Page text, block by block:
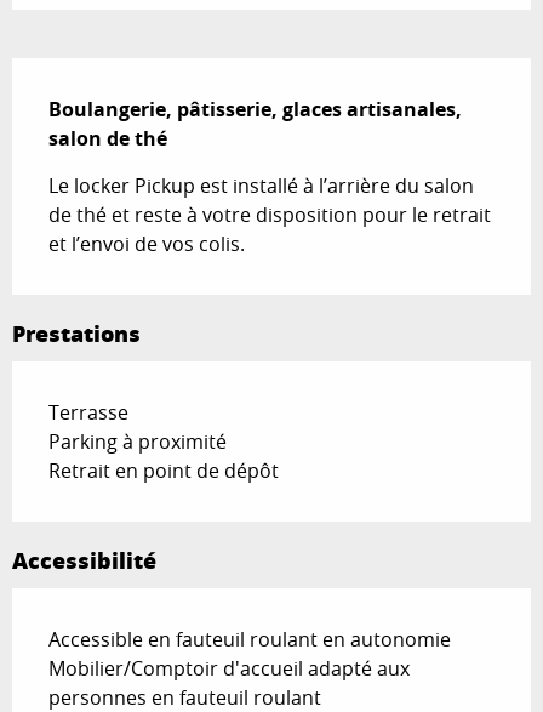
Boulangerie, pâtisserie, glaces artisanales,
salon de thé
Le locker Pickup est installé à l’arrière du salon
de thé et reste à votre disposition pour le retrait
et l’envoi de vos colis.
Prestations
Terrasse
Parking à proximité
Retrait en point de dépôt
Accessibilité
Accessible en fauteuil roulant en autonomie
Mobilier/Comptoir d'accueil adapté aux
personnes en fauteuil roulant